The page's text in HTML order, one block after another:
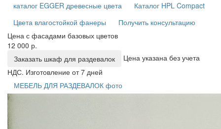
каталог EGGER древесные цвета
Каталог HPL Compact
Цвета влагостойкой фанеры
Получить консультацию
Цена с фасадами базовых цветов
12 000 р.
Заказать шкаф для раздевалок
Цена указана без учета
НДС. Изготовление от 7 дней
МЕБЕЛЬ ДЛЯ РАЗДЕВАЛОК фото